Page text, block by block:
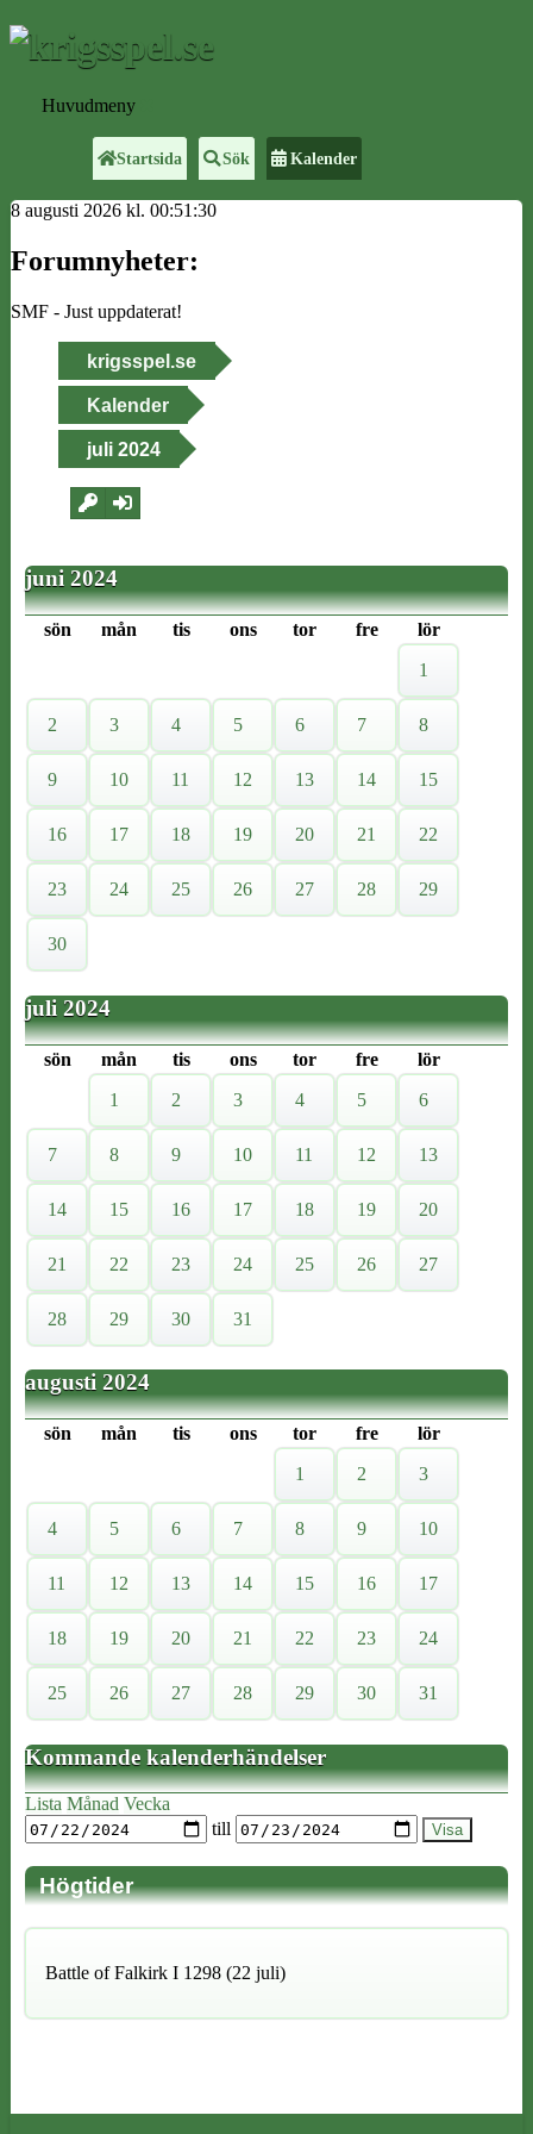
Huvudmeny
Startsida Sök Kalender
8 augusti 2026 kl. 00:51:30
Forumnyheter:
SMF - Just uppdaterat!
krigsspel.se
Kalender
juli 2024
juni 2024
sön mån tis ons tor fre
lör
1
2 3 4 5 6 7 8
9 10 11 12 13 14 15
16 17 18 19 20 21 22
23 24 25 26 27 28 29
30
juli 2024
sön mån tis ons tor fre
lör
1
2 3 4 5 6
7 8 9 10 11 12 13
14 15 16 17 18 19 20
21 22 23 24 25 26 27
28 29 30 31
augusti 2024
sön mån tis ons tor fre
lör
1
2 3
4 5 6 7 8 9 10
11 12 13 14 15 16 17
18 19 20 21 22 23 24
25 26 27 28 29 30 31
Kommande kalenderhändelser
Lista Månad Vecka
till
Högtider
Battle of Falkirk I 1298 (22 juli)